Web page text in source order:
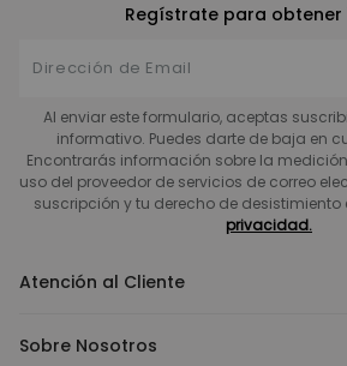
Regístrate para obtener
Al enviar este formulario, aceptas
informativo. Puedes darte de baja en
Encontrarás información sobre la
uso del proveedor de servicios de correo
suscripción y tu derecho de desistimiento
privacidad.
Atención al Cliente
Sobre Nosotros